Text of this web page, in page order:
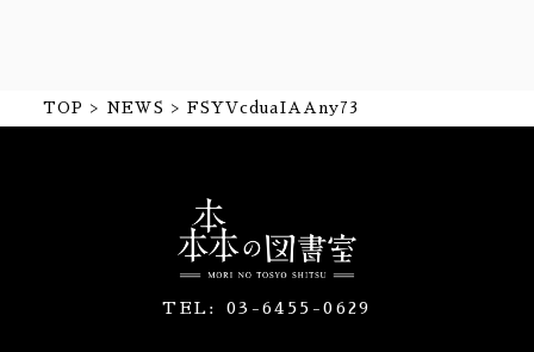
TOP NEWS FSYVcduaIAAny73
TEL: 03-6455-0629